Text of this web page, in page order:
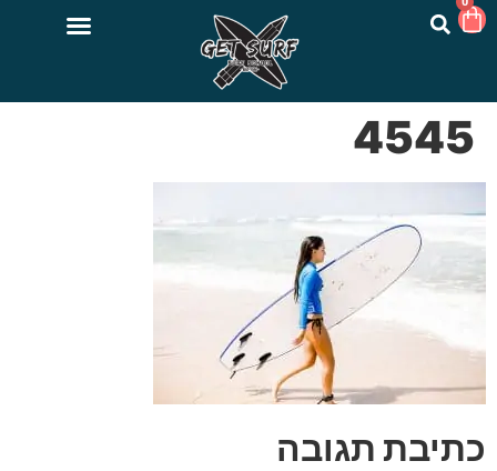
4545
כתיבת תגובה